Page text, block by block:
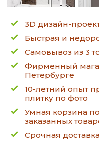
3D дизайн-
Быстрая и
Самовывоз из 3
Фирменный
Петербурге
10-летний опыт
плитку по фото
Умная корзина
заказанных
Срочная